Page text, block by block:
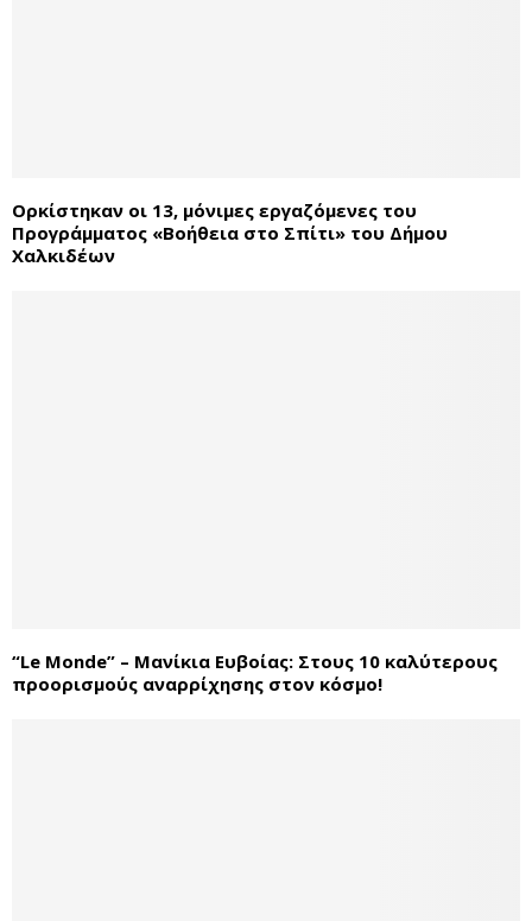
Ορκίστηκαν οι 13, μόνιμες εργαζόμενες του
Προγράμματος «Βοήθεια στο Σπίτι» του Δήμου
Χαλκιδέων
“Le Monde” – Μανίκια Ευβοίας: Στους 10 καλύτερους
προορισμούς αναρρίχησης στον κόσμο!